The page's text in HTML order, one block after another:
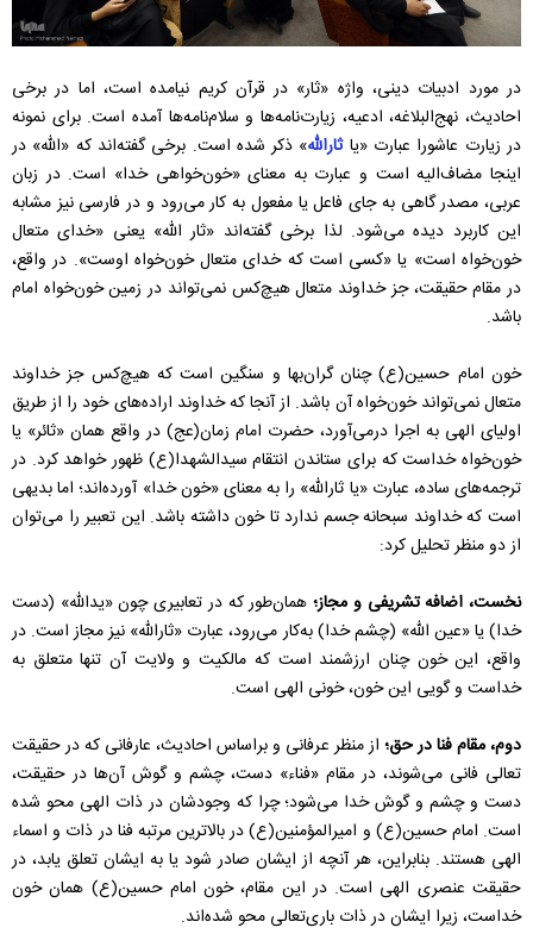
در مورد ادبیات دینی، واژه «ثار» در قرآن کریم نیامده است، اما در برخی
احادیث، نهج‌البلاغه، ادعیه، زیارت‌نامه‌ها و سلام‌نامه‌ها آمده است. برای نمونه
در زیارت عاشورا عبارت «یاثارالله» ذکر شده است. برخی گفته‌اند که «الله» در
اینجا مضاف‌الیه است و عبارت به معنای «خون‌خواهی خدا» است. در زبان
عربی، مصدر گاهی به جای فاعل یا مفعول به کار می‌رود و در فارسی نیز مشابه
این کاربرد دیده می‌شود. لذا برخی گفته‌اند «ثار الله» یعنی «خدای متعال
خون‌خواه است» یا «کسی است که خدای متعال خون‌خواه اوست». در واقع،
در مقام حقیقت، جز خداوند متعال هیچ‌کس نمی‌تواند در زمین خون‌خواه امام
باشد.
خون امام حسین(ع) چنان گران‌بها و سنگین است که هیچ‌کس جز خداوند
متعال نمی‌تواند خون‌خواه آن باشد. از آنجا که خداوند اراده‌های خود را از طریق
اولیای الهی به اجرا درمی‌آورد، حضرت امام زمان(عج) در واقع همان «ثائر» یا
خون‌خواه خداست که برای ستاندن انتقام سیدالشهدا(ع) ظهور خواهد کرد. در
ترجمه‌های ساده، عبارت «یا ثارالله» را به معنای «خون خدا» آورده‌اند؛ اما بدیهی
است که خداوند سبحانه جسم ندارد تا خون داشته باشد. این تعبیر را می‌توان
از دو منظر تحلیل کرد:
نخست، اضافه تشریفی و مجاز؛همان‌طور که در تعابیری چون «یدالله» (دست
خدا) یا «عین الله» (چشم خدا) به‌کار می‌رود، عبارت «ثارالله» نیز مجاز است. در
واقع، این خون چنان ارزشمند است که مالکیت و ولایت آن تنها متعلق به
خداست و گویی این خون، خونی الهی است.
دوم، مقام فنا در حق؛ از منظر عرفانی و براساس احادیث، عارفانی که در حقیقت
تعالی فانی می‌شوند، در مقام «فناء» دست، چشم و گوش آن‌ها در حقیقت،
دست و چشم و گوش خدا می‌شود؛ چرا که وجودشان در ذات الهی محو شده
است. امام حسین(ع) و امیرالمؤمنین(ع) در بالاترین مرتبه فنا در ذات و اسماء
الهی هستند. بنابراین، هر آنچه از ایشان صادر شود یا به ایشان تعلق یابد، در
حقیقت عنصری الهی است. در این مقام، خون امام حسین(ع) همان خون
خداست، زیرا ایشان در ذات باری‌تعالی محو شده‌اند.